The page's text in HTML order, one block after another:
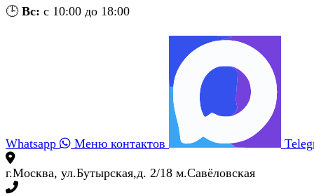
🕒 Вс: с 10:00 до 18:00
Whatsapp Меню контактов
г.Москва, ул.Бутырская,д. 2/18 м.Савёловская